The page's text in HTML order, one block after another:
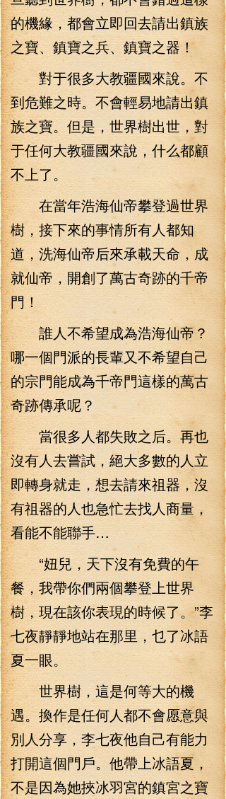
的機緣，都會立即回去請出鎮族
之寶、鎮寶之兵、鎮寶之器！
對于很多大教疆國來說。不
到危難之時。不會輕易地請出鎮
族之寶。但是，世界樹出世，對
于任何大教疆國來說，什么都顧
不上了。
在當年浩海仙帝攀登過世界
樹，接下來的事情所有人都知
道，洗海仙帝后來承載天命，成
就仙帝，開創了萬古奇跡的千帝
門！
誰人不希望成為浩海仙帝？
哪一個門派的長輩又不希望自己
的宗門能成為千帝門這樣的萬古
奇跡傳承呢？
當很多人都失敗之后。再也
沒有人去嘗試，絕大多數的人立
即轉身就走，想去請來祖器，沒
有祖器的人也急忙去找人商量，
看能不能聯手…
“妞兒，天下沒有免費的午
餐，我帶你們兩個攀登上世界
樹，現在該你表現的時候了。”李
七夜靜靜地站在那里，乜了冰語
夏一眼。
世界樹，這是何等大的機
遇。換作是任何人都不會愿意與
別人分享，李七夜他自己有能力
打開這個門戶。他帶上冰語夏，
不是因為她挾冰羽宮的鎮宮之寶